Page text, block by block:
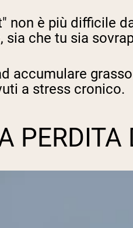
non è più difficile
che tu sia
accumulare
a stress cronico.
PERDITA